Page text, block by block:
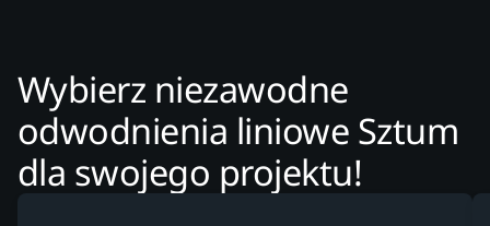
Wybierz niezawodne
odwodnienia liniowe Sztum
dla swojego projektu!